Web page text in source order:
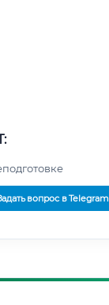
вопрос в Telegram